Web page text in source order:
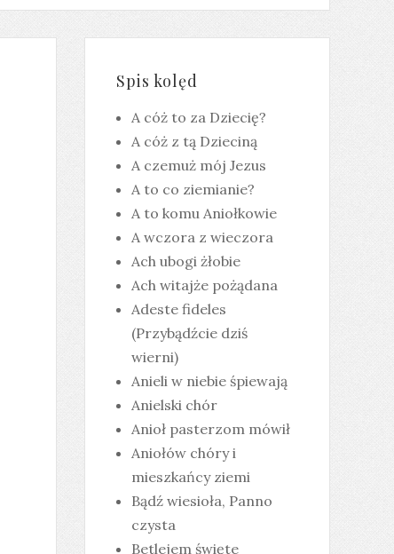
Spis kolęd
A cóż to za Dziecię?
A cóż z tą Dzieciną
A czemuż mój Jezus
A to co ziemianie?
A to komu Aniołkowie
A wczora z wieczora
Ach ubogi żłobie
Ach witajże pożądana
Adeste fideles
(Przybądźcie dziś
wierni)
Anieli w niebie śpiewają
Anielski chór
Anioł pasterzom mówił
Aniołów chóry i
mieszkańcy ziemi
Bądź wiesioła, Panno
czysta
Betlejem święte